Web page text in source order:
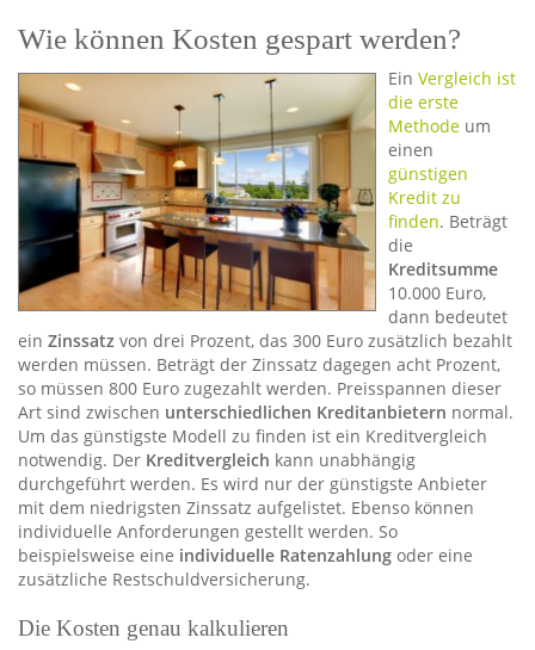
Wie können Kosten gespart werden?
Ein Vergleich ist
die erste
Methode um
einen
günstigen
Kredit zu
finden. Beträgt
die
Kreditsumme
10.000 Euro,
dann bedeutet
ein Zinssatz von drei Prozent, das 300 Euro zusätzlich bezahlt
werden müssen. Beträgt der Zinssatz dagegen acht Prozent,
so müssen 800 Euro zugezahlt werden. Preisspannen dieser
Art sind zwischen unterschiedlichen Kreditanbietern normal.
Um das günstigste Modell zu finden ist ein Kreditvergleich
notwendig. Der Kreditvergleich kann unabhängig
durchgeführt werden. Es wird nur der günstigste Anbieter
mit dem niedrigsten Zinssatz aufgelistet. Ebenso können
individuelle Anforderungen gestellt werden. So
beispielsweise eine individuelle Ratenzahlung oder eine
zusätzliche Restschuldversicherung.
Die Kosten genau kalkulieren